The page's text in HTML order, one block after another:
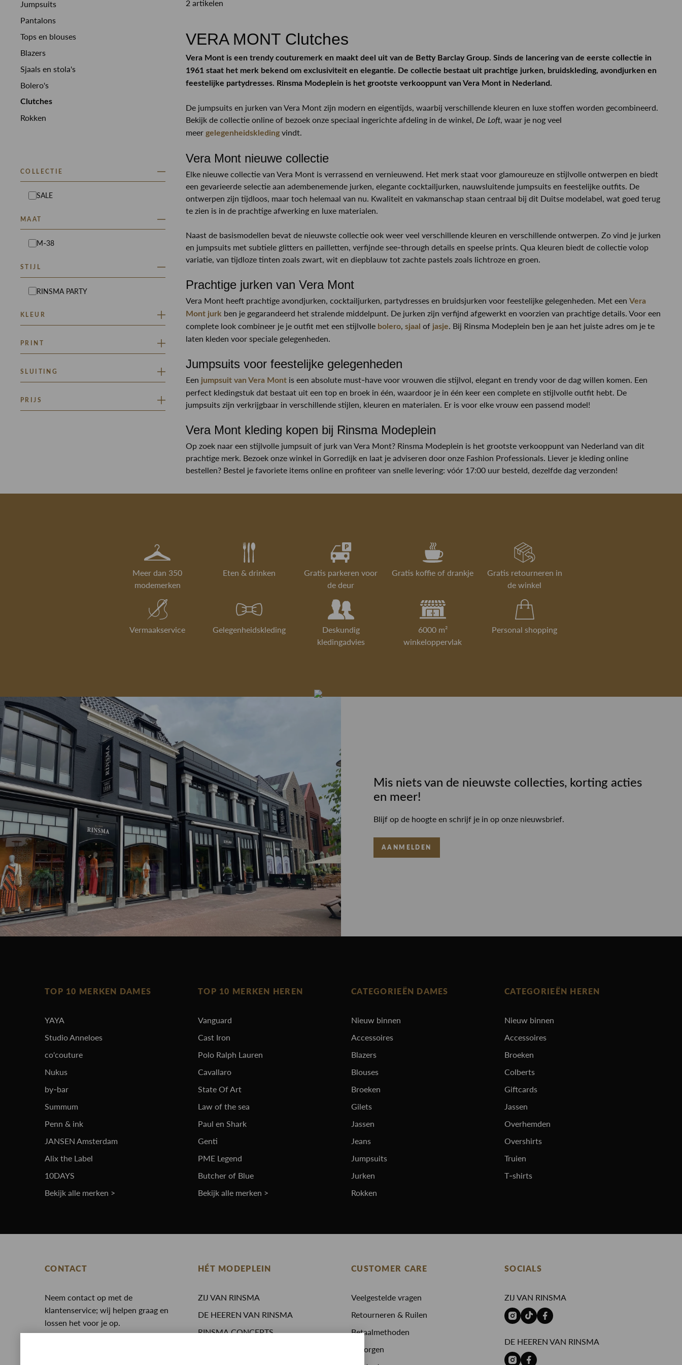
Jumpsuits
Pantalons
Tops en blouses
Blazers
Sjaals en stola's
Bolero's
Clutches
Rokken
COLLECTIE
SALE
MAAT
M-38
STIJL
RINSMA PARTY
KLEUR
BLAUW
PRINT
EFFEN
SLUITING
DRUKKNOOPSLUITING
PRIJS
2 artikelen
VERA MONT Clutches
Vera Mont is een trendy couturemerk en maakt deel uit van de Betty Barclay Group. Sinds de lancering van de eerste collectie in
1961 staat het merk bekend om exclusiviteit en elegantie. De collectie bestaat uit prachtige jurken, bruidskleding, avondjurken en
feestelijke partydresses. Rinsma Modeplein is het grootste verkooppunt van Vera Mont in Nederland.
De jumpsuits en jurken van Vera Mont zijn modern en eigentijds, waarbij verschillende kleuren en luxe stoffen worden gecombineerd.
Bekijk de collectie online of bezoek onze speciaal ingerichte afdeling in de winkel, De Loft, waar je nog veel
meer gelegenheidskleding vindt.
Vera Mont nieuwe collectie
Elke nieuwe collectie van Vera Mont is verrassend en vernieuwend. Het merk staat voor glamoureuze en stijlvolle ontwerpen en biedt
een gevarieerde selectie aan adembenemende jurken, elegante cocktailjurken, nauwsluitende jumpsuits en feestelijke outfits. De
ontwerpen zijn tijdloos, maar toch helemaal van nu. Kwaliteit en vakmanschap staan centraal bij dit Duitse modelabel, wat goed terug
te zien is in de prachtige afwerking en luxe materialen.
Naast de basismodellen bevat de nieuwste collectie ook weer veel verschillende kleuren en verschillende ontwerpen. Zo vind je jurken
en jumpsuits met subtiele glitters en pailletten, verfijnde see-through details en speelse prints. Qua kleuren biedt de collectie volop
variatie, van tijdloze tinten zoals zwart, wit en diepblauw tot zachte pastels zoals lichtroze en groen.
Prachtige jurken van Vera Mont
Vera Mont heeft prachtige avondjurken, cocktailjurken, partydresses en bruidsjurken voor feestelijke gelegenheden. Met een Vera
Mont jurk ben je gegarandeerd het stralende middelpunt. De jurken zijn verfijnd afgewerkt en voorzien van prachtige details. Voor een
complete look combineer je je outfit met een stijlvolle bolero, sjaal of jasje. Bij Rinsma Modeplein ben je aan het juiste adres om je te
laten kleden voor speciale gelegenheden.
Jumpsuits voor feestelijke gelegenheden
Een jumpsuit van Vera Mont is een absolute must-have voor vrouwen die stijlvol, elegant en trendy voor de dag willen komen. Een
perfect kledingstuk dat bestaat uit een top en broek in één, waardoor je in één keer een complete en stijlvolle outfit hebt. De
jumpsuits zijn verkrijgbaar in verschillende stijlen, kleuren en materialen. Er is voor elke vrouw een passend model!
Vera Mont kleding kopen bij Rinsma Modeplein
Op zoek naar een stijlvolle jumpsuit of jurk van Vera Mont? Rinsma Modeplein is het grootste verkooppunt van Nederland van dit
prachtige merk. Bezoek onze winkel in Gorredijk en laat je adviseren door onze Fashion Professionals. Liever je kleding online
bestellen? Bestel je favoriete items online en profiteer van snelle levering: vóór 17:00 uur besteld, dezelfde dag verzonden!
Meer dan 350
modemerken
Eten & drinken
Gratis parkeren voor
de deur
Gratis koffie of drankje
Gratis retourneren in
de winkel
Vermaakservice Gelegenheidskleding
Deskundig
kledingadvies
6000 m²
winkeloppervlak
Personal shopping
Mis niets van de nieuwste collecties, korting acties
en meer!
Blijf op de hoogte en schrijf je in op onze nieuwsbrief.
AANMELDEN
TOP 10 MERKEN DAMES
YAYA
Studio Anneloes
co'couture
Nukus
by-bar
Summum
Penn & ink
JANSEN Amsterdam
Alix the Label
10DAYS
Bekijk alle merken >
TOP 10 MERKEN HEREN
Vanguard
Cast Iron
Polo Ralph Lauren
Cavallaro
State Of Art
Law of the sea
Paul en Shark
Genti
PME Legend
Butcher of Blue
Bekijk alle merken >
CATEGORIEËN DAMES
Nieuw binnen
Accessoires
Blazers
Blouses
Broeken
Gilets
Jassen
Jeans
Jumpsuits
Jurken
Rokken
CATEGORIEËN HEREN
Nieuw binnen
Accessoires
Broeken
Colberts
Giftcards
Jassen
Overhemden
Overshirts
Truien
T-shirts
CONTACT
Neem contact op met de
klantenservice; wij helpen graag en
lossen het voor je op.
HÉT MODEPLEIN
ZIJ VAN RINSMA
DE HEEREN VAN RINSMA
RINSMA.CONCEPTS
CUSTOMER CARE
Veelgestelde vragen
Retourneren & Ruilen
Betaalmethoden
Bezorgen
SOCIALS
ZIJ VAN RINSMA
DE HEEREN VAN RINSMA